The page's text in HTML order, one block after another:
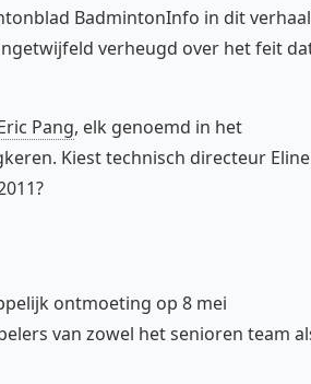
BadmintonInfo in dit verhaal
verheugd over het feit
Pang, elk genoemd in het
Kiest technisch directeur Eline
ontmoeting op 8 mei
van zowel het senioren team